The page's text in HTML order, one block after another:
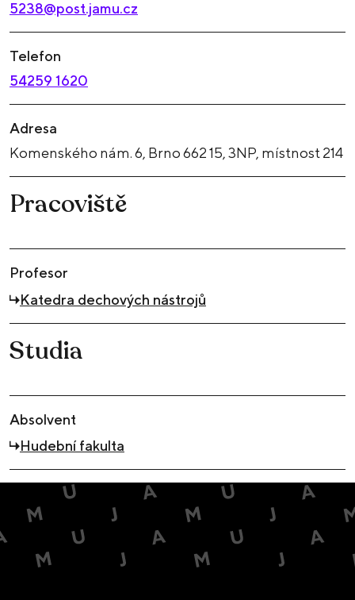
5238@post.jamu.cz
Telefon
54259 1620
Adresa
Komenského nám. 6, Brno 662 15, 3NP, místnost 214
Pracoviště
Profesor
Katedra dechových nástrojů
Studia
Absolvent
Hudební fakulta